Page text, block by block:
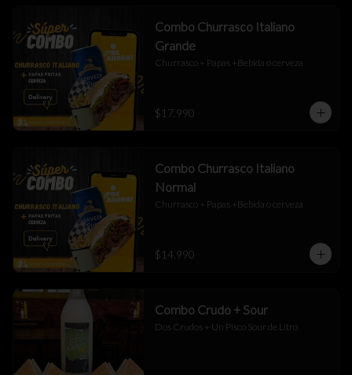
Combo Churrasco Italiano
Grande
Churrasco + Papas +Bebida o cerveza
$17.990
Combo Churrasco Italiano
Normal
Churrasco + Papas +Bebida o cerveza
$14.990
Combo Crudo + Sour
Dos Crudos + Un Pisco Sour de Litro